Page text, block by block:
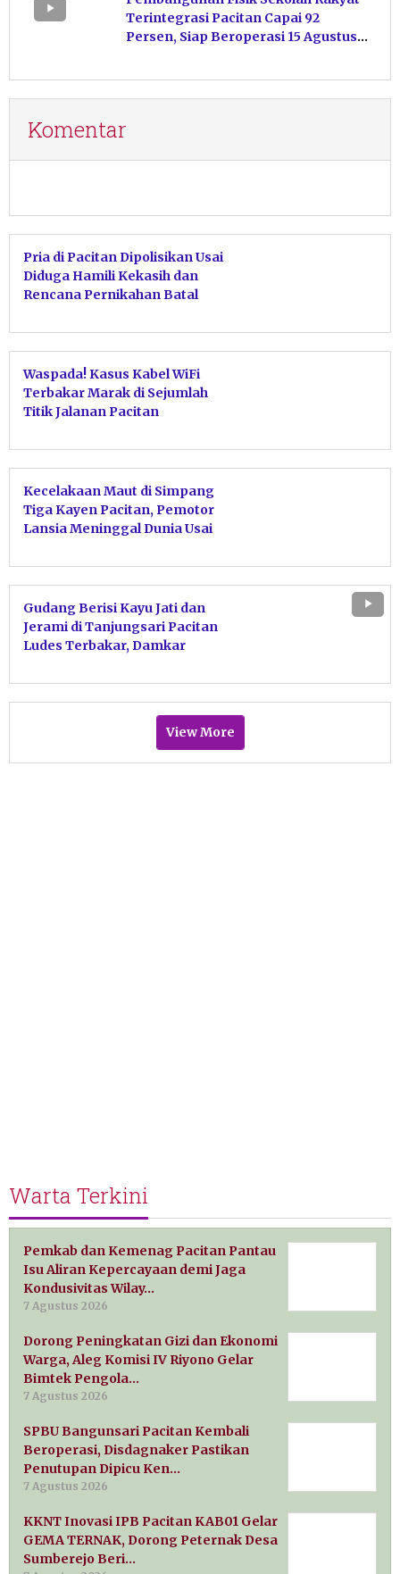
Terintegrasi Pacitan Capai 92
Persen, Siap Beroperasi 15 Agustus
Komentar
Pria di Pacitan Dipolisikan Usai
Diduga Hamili Kekasih dan
Rencana Pernikahan Batal
Waspada! Kasus Kabel WiFi
Terbakar Marak di Sejumlah
Titik Jalanan Pacitan
Kecelakaan Maut di Simpang
Tiga Kayen Pacitan, Pemotor
Lansia Meninggal Dunia Usai
Gudang Berisi Kayu Jati dan
Jerami di Tanjungsari Pacitan
Ludes Terbakar, Damkar
View More
Warta Terkini
Pemkab dan Kemenag Pacitan Pantau
Isu Aliran Kepercayaan demi Jaga
Kondusivitas Wilay…
7 Agustus 2026
Dorong Peningkatan Gizi dan Ekonomi
Warga, Aleg Komisi IV Riyono Gelar
Bimtek Pengola…
7 Agustus 2026
SPBU Bangunsari Pacitan Kembali
Beroperasi, Disdagnaker Pastikan
Penutupan Dipicu Ken…
7 Agustus 2026
KKNT Inovasi IPB Pacitan KAB01 Gelar
GEMA TERNAK, Dorong Peternak Desa
Sumberejo Beri…